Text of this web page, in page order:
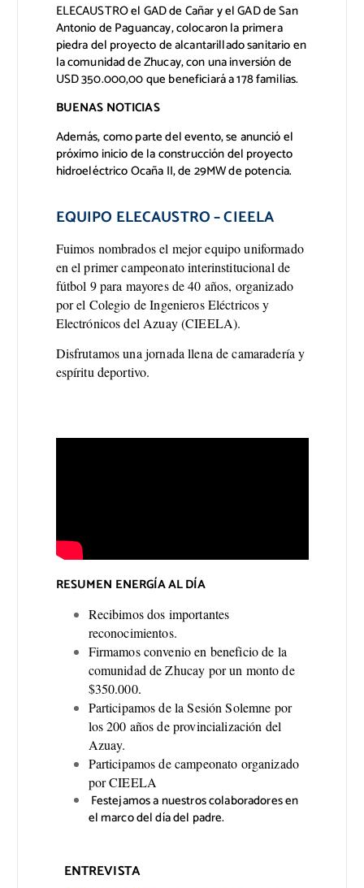
ELECAUSTRO el GAD de Cañar y el GAD de San
Antonio de Paguancay, colocaron la primera
piedra del proyecto de alcantarillado sanitario en
la comunidad de Zhucay, con una inversión de
USD 350.000,00 que beneficiará a 178 familias.
BUENAS NOTICIAS
Además, como parte del evento, se anunció el
próximo inicio de la construcción del proyecto
hidroeléctrico Ocaña II, de 29MW de potencia.
EQUIPO ELECAUSTRO – CIEELA
Fuimos nombrados el mejor equipo uniformado
en el primer campeonato interinstitucional de
fútbol 9 para mayores de 40 años, organizado
por el Colegio de Ingenieros Eléctricos y
Electrónicos del Azuay (CIEELA).
Disfrutamos una jornada llena de camaradería y
espíritu deportivo.
RESUMEN ENERGÍA AL DÍA
Recibimos dos importantes
reconocimientos.
Firmamos convenio en beneficio de la
comunidad de Zhucay por un monto de
$350.000.
Participamos de la Sesión Solemne por
los 200 años de provincialización del
Azuay.
Participamos de campeonato organizado
por CIEELA
Festejamos a nuestros colaboradores en
el marco del día del padre.
ENTREVISTA